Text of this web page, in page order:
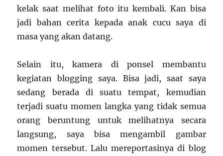
kelak saat melihat foto itu kembali. Kan bisa
jadi bahan cerita kepada anak cucu saya di
masa yang akan datang.
Selain itu, kamera di ponsel membantu
kegiatan blogging saya. Bisa jadi, saat saya
sedang berada di suatu tempat, kemudian
terjadi suatu momen langka yang tidak semua
orang beruntung untuk melihatnya secara
langsung, saya bisa mengambil gambar
momen tersebut. Lalu mereportasinya di blog